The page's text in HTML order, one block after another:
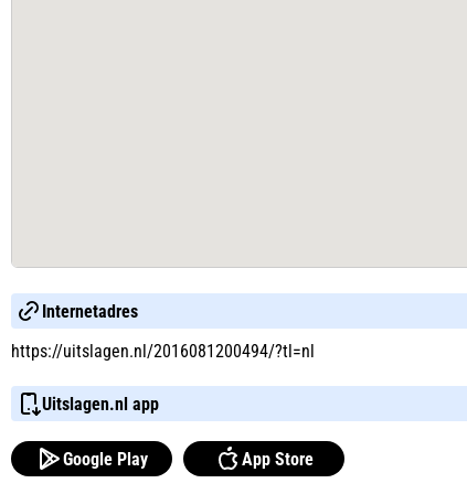
Internetadres
https://uitslagen.nl/2016081200494/?tl=nl
Uitslagen.nl app
Google Play App Store